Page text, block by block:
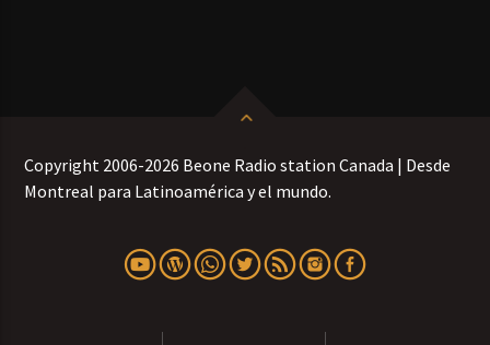
Copyright 2006-2026 Beone Radio station Canada | Desde
Montreal para Latinoamérica y el mundo.